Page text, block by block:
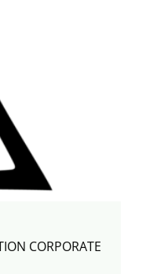
CORPORATE